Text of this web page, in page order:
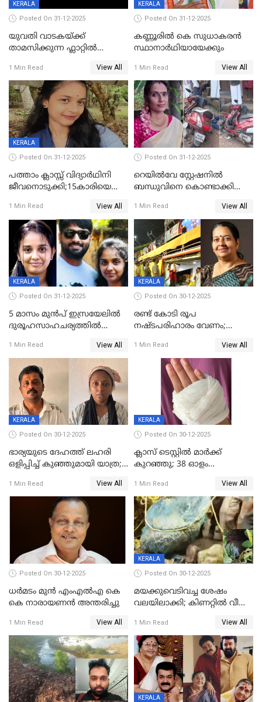
KERALA
Posted On 31-12-2025
യുവതി വാടകയ്ക്ക്
താമസിക്കുന്ന ഫ്ലാറ്റില്‍
സംഭവം കൈതപ്പൊയിലില്‍
1 Min Read View All
KERALA
Posted On 31-12-2025
കണ്ണൂരിൽ കെ സുധാകരൻ
സ്ഥാനാർഥിയായേക്കും
1 Min Read View All
KERALA
Posted On 31-12-2025
പത്താം ക്ലാസ്സ് വിദ്യാര്‍ഥിനി
ജീവനൊടുക്കി;15കാരിയെ
കിടപ്പുമുറിയില്‍ തൂങ്ങി മരിച്ച
നിലയിൽ
1 Min Read View All
Posted On 31-12-2025
റെയിൽവേ സ്റ്റേഷനിൽ
ബന്ധുവിനെ കൊണ്ടാക്കി
ലോറി സ്കൂട്ടറിൽ ഇടിച്ചു :
യുവതിക്ക് ദാരുണാന്ത്യം
1 Min Read View All
KERALA
Posted On 31-12-2025
5 മാസം മുൻപ് ഇസ്രയേലിൽ
ദുരൂഹസാഹചര്യത്തിൽ
മലയാളി യുവാവിന്റെ ഭാര്യയും
മരിച്ചു
1 Min Read View All
KERALA
Posted On 30-12-2025
രണ്ട് കോടി രൂപ
നഷ്ടപരിഹാരം വേണം;
നോട്ടീസയച്ച് ഉമാ തോമസ്
1 Min Read View All
KERALA
Posted On 30-12-2025
ഭാര്യയുടെ ദേഹത്ത് ലഹരി
ഒളിപ്പിച്ച് കുഞ്ഞുമായി യാത്ര;
പിടികൂടി പൊലീസ്
1 Min Read View All
KERALA
Posted On 30-12-2025
ക്ലാസ് ടെസ്റ്റിൽ മാർക്ക്
കുറഞ്ഞു; 38 ഓളം
സെന്ററിലെ അധ്യാപകന്‍
മർദിച്ചതായി പരാതി
1 Min Read View All
Posted On 30-12-2025
ധർമടം മുൻ എംഎല്‍എ കെ
കെ നാരായണന്‍ അന്തരിച്ചു
1 Min Read View All
KERALA
Posted On 30-12-2025
മയക്കുവെടിവച്ച ശേഷം
വലയിലാക്കി; കിണറ്റിൽ വീണ
1 Min Read View All
KERALA